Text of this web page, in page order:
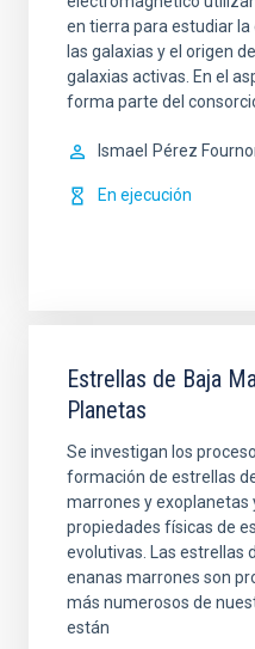
en tierra para estudiar
las galaxias y el origen
galaxias activas. En el
forma parte del
Ismael Pérez
En ejecución
Estrellas de Baja
Planetas
Se investigan los
formación de estrellas
marrones y exoplanetas
propiedades físicas de
evolutivas. Las estrellas
enanas marrones son
más numerosos de
están